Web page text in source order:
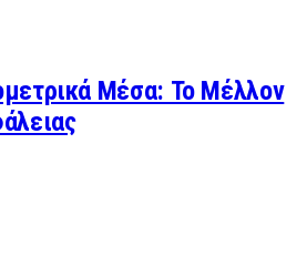
Μέσα: Το Μέλλον